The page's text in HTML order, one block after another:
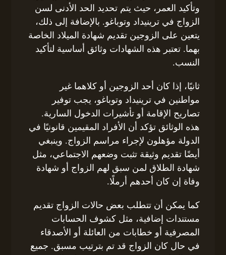
وتأكيد العمر، حيث يتم تحديد الحد الأدنى لسن
الزواج في ترينيداد وتوباغو. بالإضافة إلى ذلك،
يتعين على الزوجين تقديم شهادة الميلاد الخاصة
بهما. تعتبر هذه الشهادات وثائق أساسية لتأكيد
النسب.
ثانيًا، إذا كان أحد الزوجين أو كلاهما غير
مواطنين في ترينيداد وتوباغو، يجب توفير
تصاريح الإقامة أو تأشيرات الدخول السارية.
هذه الوثائق تؤكد أن الأفراد المقيمين قانونيًا في
الدولة مؤهلون لإجراء مراسم الزواج. وينبغي
أيضًا تقديم وثيقة تثبت وضعهم الاجتماعي، مثل
شهادة الطلاق لمن سبق لهم الزواج أو شهادة
وفاة إن كان أحدهم أرملًا.
كما يمكن أن تتطلب بعض حالات الزواج تقديم
مستندات إضافية، مثل كشوف الحسابات
المصرفية أو خطابات من العائلة أو الأصدقاء
في حال كان الزواج قد تم بترتيب مسبق. جميع